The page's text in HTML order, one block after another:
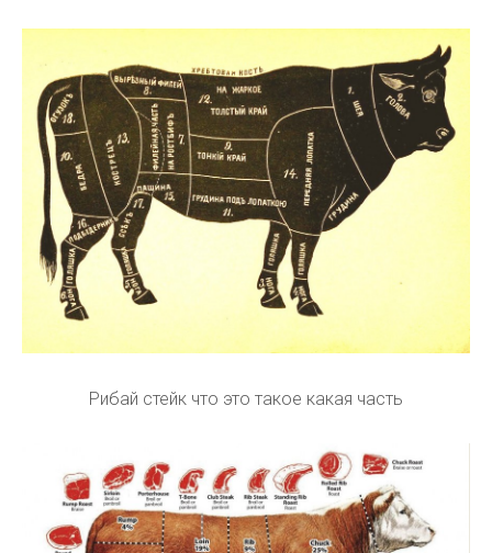
Рибай стейк что это такое какая часть